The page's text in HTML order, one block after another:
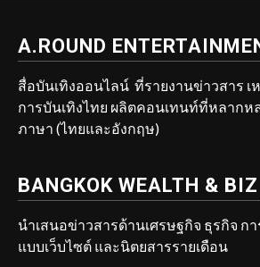
A.ROUND
สื่อบันเทิงออนไลน์ ที่รายงานข่าวสาร
การบันเทิงไทย ผลิตคอนเทนท์ที่หลากห
ภาษา (ไทยและอังกฤษ)
BANGKOK WEALTH & BIZ
นำเสนอข่าวสารด้านเศรษฐกิจ ธุรกิจ ก
แบบเว็บไซต์ และนิตยสารรายเดือน